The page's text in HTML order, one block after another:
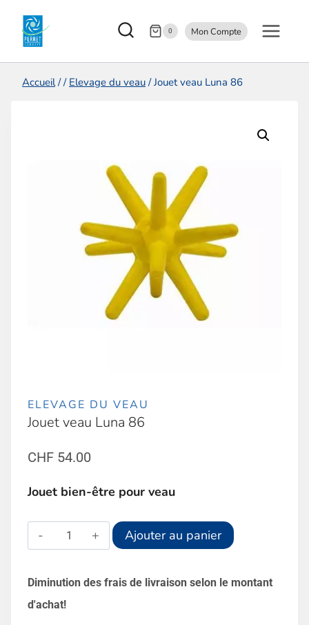
0 Mon Compte
Accueil / / Elevage du veau / Jouet veau Luna 86
ELEVAGE DU VEAU
Jouet veau Luna 86
CHF 54.00
Jouet bien-être pour veau
quantité
de
Jouet
veau
Ajouter au panier
Diminution des frais de livraison selon le montant
d'achat!